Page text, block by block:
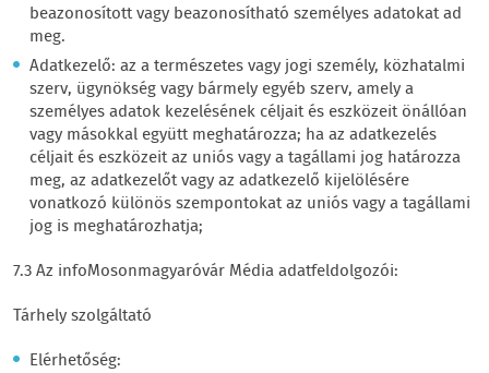
beazonosított vagy beazonosítható személyes adatokat ad
meg.
Adatkezelő: az a természetes vagy jogi személy, közhatalmi
szerv, ügynökség vagy bármely egyéb szerv, amely a
személyes adatok kezelésének céljait és eszközeit önállóan
vagy másokkal együtt meghatározza; ha az adatkezelés
céljait és eszközeit az uniós vagy a tagállami jog határozza
meg, az adatkezelőt vagy az adatkezelő kijelölésére
vonatkozó különös szempontokat az uniós vagy a tagállami
jog is meghatározhatja;
7.3 Az infoMosonmagyaróvár Média adatfeldolgozói:
Tárhely szolgáltató
Elérhetőség: